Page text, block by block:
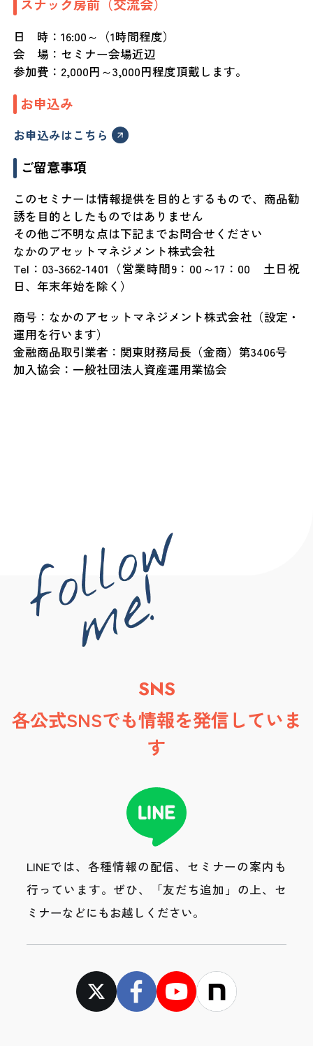
スナック房前（交流会）
日 時：16:00～（1時間程度）
会 場：セミナー会場近辺
参加費：2,000円～3,000円程度頂戴します。
お申込み
お申込みはこちら
ご留意事項
このセミナーは情報提供を目的とするもので、商品勧
誘を目的としたものではありません
その他ご不明な点は下記までお問合せください
なかのアセットマネジメント株式会社
Tel：03-3662-1401（営業時間9：00～17：00 土日祝
日、年末年始を除く）
商号：なかのアセットマネジメント株式会社（設定・
運用を行います）
金融商品取引業者：関東財務局長（金商）第3406号
加入協会：一般社団法人資産運用業協会
SNS
各公式SNSでも情報を発信していま
す
LINEでは、各種情報の配信、セミナーの案内も
行っています。 ぜひ、「友だち追加」の上、セ
ミナーなどにもお越しください。